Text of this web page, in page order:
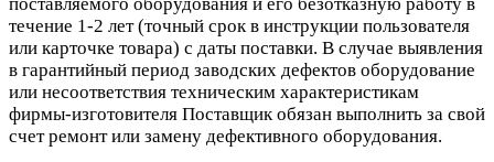
течение 1-2 лет (точный срок в инструкции пользователя
или карточке товара) с даты поставки. В случае выявления
в гарантийный период заводских дефектов оборудование
или несоответствия техническим характеристикам
фирмы-изготовителя Поставщик обязан выполнить за свой
счет ремонт или замену дефективного оборудования.